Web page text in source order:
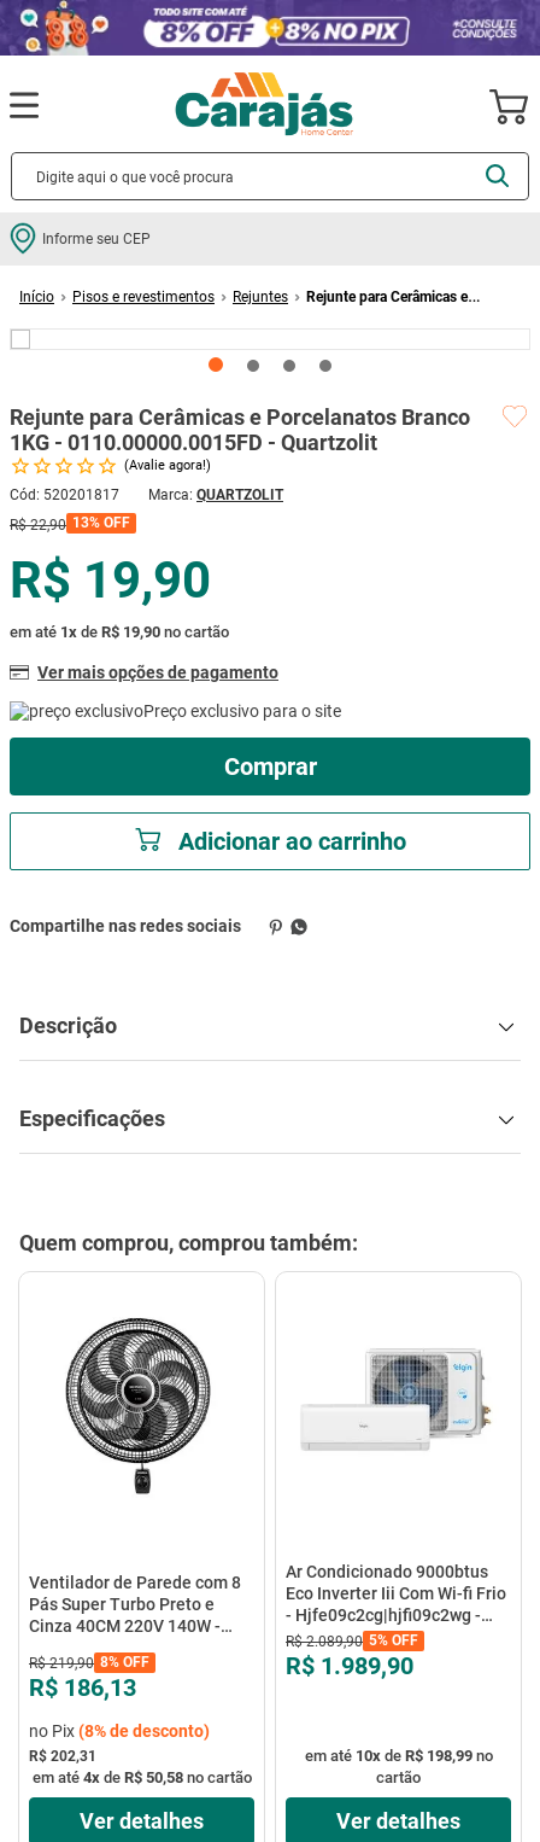
Informe seu CEP
Pisos e revestimentos Rejuntes
Rejunte para Cerâmicas e
Rejunte para Cerâmicas e Porcelanatos Branco
1KG - 0110.00000.0015FD - Quartzolit
Avalie agora!
Cód: 520201817
QUARTZOLIT
R$ 22,90 13% OFF
R$ 19,90
em até 1x de R$ 19,90 no cartão
Ver mais opções de pagamento
Preço exclusivo para o site
Comprar
Adicionar ao carrinho
Descrição
Especificações
Quem comprou, comprou também:
Ventilador de Parede com 8
Pás Super Turbo Preto e
Cinza 40CM 220V 140W -
R$ 219,90 8% OFF
R$ 186,13
no Pix(8%de desconto)
R$ 202,31
em até 4xde R$ 50,58no cartão
Ver detalhes
Ar Condicionado 9000btus
Eco Inverter Iii Com Wi-fi Frio
- Hjfe09c2cg|hjfi09c2wg -
Elgin
R$ 2.089,90 5% OFF
R$ 1.989,90
em até 10xde R$ 198,99no
cartão
Ver detalhes
Termos mais buscados
2º porcelanato
5º porta
6º vaso sanitário
7 º tinta
8º cadeira
9 º mesa
º ar condicionado